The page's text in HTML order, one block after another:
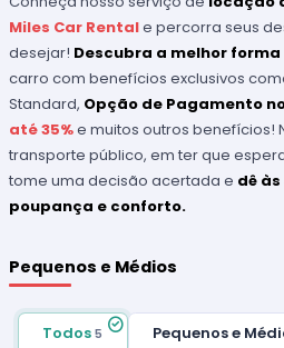
Miles Car Rentale percorra seus
desejar! Descubra a melhor
carro com benefícios exclusivos
Standard, Opção de Pagamento
até 35%e muitos outros benefícios!
transporte público, em ter que
tome uma decisão acertada e dê
poupança e conforto.
Pequenos e Médios
Todos5 Pequenos e